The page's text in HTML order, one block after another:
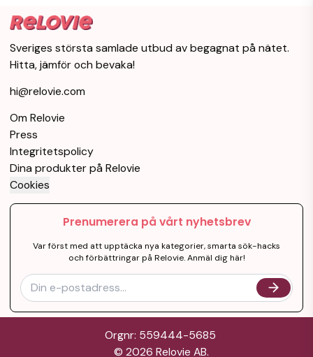
Sveriges största samlade utbud av begagnat på nätet.
Hitta, jämför och bevaka!
hi@relovie.com
Om Relovie
Press
Integritetspolicy
Dina produkter på Relovie
Cookies
Prenumerera på vårt nyhetsbrev
Var först med att upptäcka nya kategorier, smarta sök-hacks
och förbättringar på Relovie. Anmäl dig här!
Orgnr: 559444-5685
© 2026 Relovie AB.